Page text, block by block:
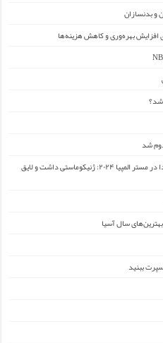
و بدنسازان
افزایش بهره‌وری و کاهش هزینه‌ها
شد؟
انتقاد تند یوتیوبر کانادایی از قهرمانی سمسون داودا در مستر المپیا ۲۰۲۴: ژنیکوماستی داشت و لایق
سال آسیا